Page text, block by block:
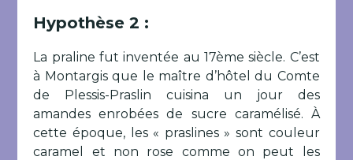
Hypothèse 2 :
La praline fut inventée au 17ème siècle. C’est
à Montargis que le maître d’hôtel du Comte
de Plessis-Praslin cuisina un jour des
amandes enrobées de sucre caramélisé. À
cette époque, les « praslines » sont couleur
caramel et non rose comme on peut les